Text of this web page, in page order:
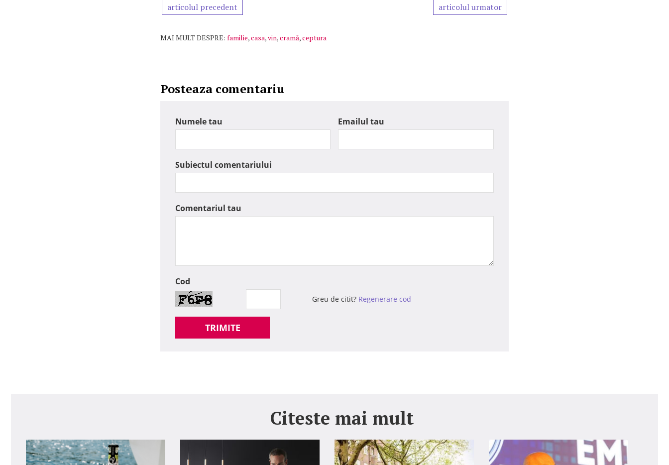
articolul precedent articolul urmator
MAI MULT DESPRE: familie,casa,vin,cramă,ceptura
Posteaza comentariu
Numele tau Emailul tau
Subiectul comentariului
Comentariul tau
Cod
Greu de citit? Regenerare cod
TRIMITE
Citeste mai mult